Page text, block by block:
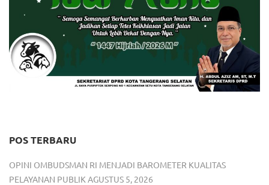
POS TERBARU
OPINI OMBUDSMAN RI MENJADI BAROMETER KUALITAS
PELAYANAN PUBLIK AGUSTUS 5, 2026